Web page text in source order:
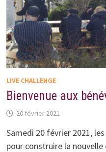
LIVE CHALLENGE
Bienvenue aux
20 février 2021
Samedi 20 février 2021,
pour construire la